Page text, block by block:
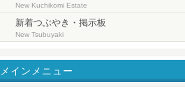
New Kuchikomi Estate
新着つぶやき・掲示板
New Tsubuyaki
メインメニュー